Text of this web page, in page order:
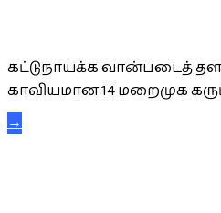
கட்டுநாயக்க வான்படைத்
காவியமான 14 மறைமுக
→